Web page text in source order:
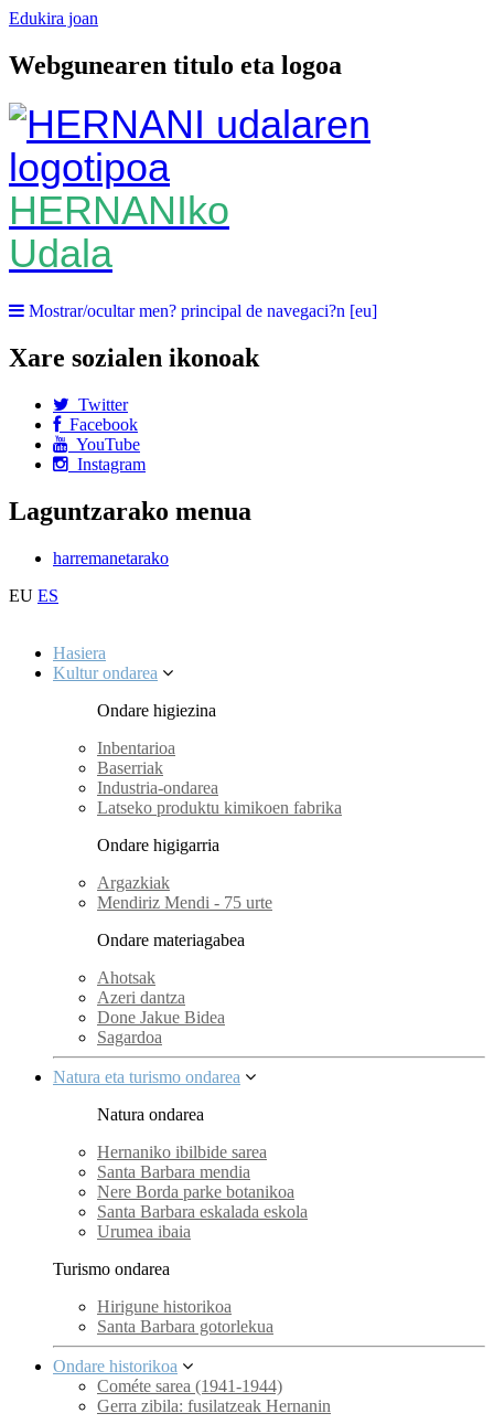
Edukira joan
Webgunearen titulo eta logoa
HERNANIko
Udala
Mostrar/ocultar men? principal de navegaci?n [eu]
Xare sozialen ikonoak
Twitter
Facebook
YouTube
Instagram
Laguntzarako menua
harremanetarako
EU ES
Hasiera
Kultur ondarea
Ondare higiezina
Inbentarioa
Baserriak
Industria-ondarea
Latseko produktu kimikoen fabrika
Ondare higigarria
Argazkiak
Mendiriz Mendi - 75 urte
Ondare materiagabea
Ahotsak
Azeri dantza
Done Jakue Bidea
Sagardoa
Natura eta turismo ondarea
Natura ondarea
Hernaniko ibilbide sarea
Santa Barbara mendia
Nere Borda parke botanikoa
Santa Barbara eskalada eskola
Urumea ibaia
Turismo ondarea
Hirigune historikoa
Santa Barbara gotorlekua
Ondare historikoa
Cométe sarea (1941-1944)
Gerra zibila: fusilatzeak Hernanin